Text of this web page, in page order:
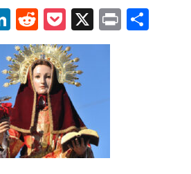
LinkedIn
Reddit
Pocket
X Print